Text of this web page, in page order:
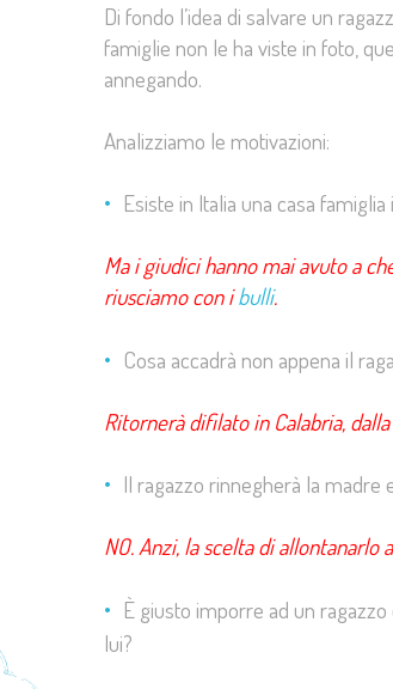
Di fondo l’idea di salvare un
famiglie non le ha viste in foto,
annegando.
Analizziamo le motivazioni:
Esiste in Italia una casa
Ma i giudici hanno mai avuto a
riusciamo con ibulli.
Cosa accadrà non appena il
Ritornerà difilato in Calabria,
Il ragazzo rinnegherà la
NO. Anzi, la scelta di
È giusto imporre ad un
lui?